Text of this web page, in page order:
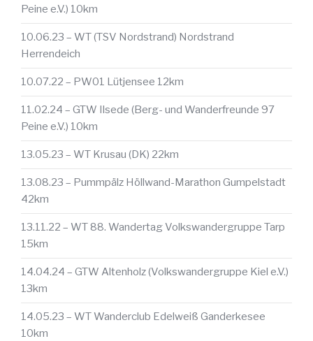
Peine e.V.) 10km
10.06.23 – WT (TSV Nordstrand) Nordstrand
Herrendeich
10.07.22 – PW01 Lütjensee 12km
11.02.24 – GTW Ilsede (Berg- und Wanderfreunde 97
Peine e.V.) 10km
13.05.23 – WT Krusau (DK) 22km
13.08.23 – Pummpälz Höllwand-Marathon Gumpelstadt
42km
13.11.22 – WT 88. Wandertag Volkswandergruppe Tarp
15km
14.04.24 – GTW Altenholz (Volkswandergruppe Kiel e.V.)
13km
14.05.23 – WT Wanderclub Edelweiß Ganderkesee
10km